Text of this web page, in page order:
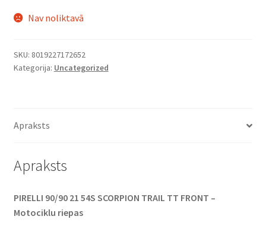
Nav noliktavā
SKU: 8019227172652
Kategorija: Uncategorized
Apraksts
Apraksts
PIRELLI 90/90 21 54S SCORPION TRAIL TT FRONT –
Motociklu riepas